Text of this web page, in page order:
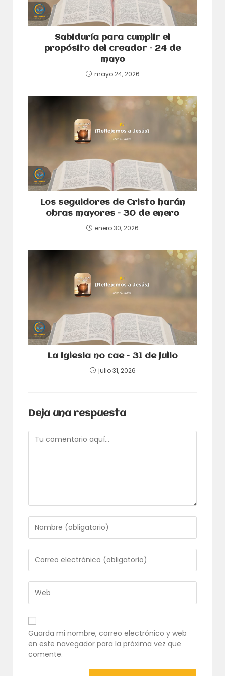
Sabiduría para cumplir el
propósito del creador – 24 de
mayo
mayo 24, 2026
Los seguidores de Cristo harán
obras mayores – 30 de enero
enero 30, 2026
La iglesia no cae – 31 de julio
julio 31, 2026
Deja una respuesta
Comentario
tu
nombre
o
nombre
de
usuario
para
comentar
tu
dirección
de
correo
electrónico
para
comentar
URL
de
tu
web
(opcional)
Guarda mi nombre, correo electrónico y web
en este navegador para la próxima vez que
comente.